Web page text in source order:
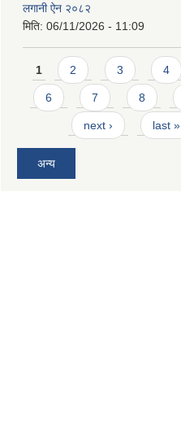
लगानी ऐन २०८२
मिति: 06/11/2026 - 11:09
Pages
1 2 3 4
6 7 8
next › last »
अन्य